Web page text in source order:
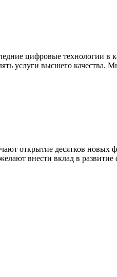
цифровые технологии в
услуги высшего качества.
открытие десятков новых
внести вклад в развитие